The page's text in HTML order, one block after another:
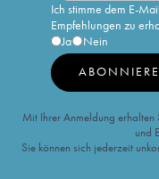
Ich stimme dem E-
Empfehlungen zu
Ja
Nein
Mit Ihrer Anmeldung
und
Sie können sich jederzeit